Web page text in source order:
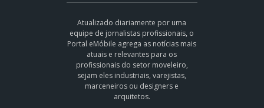
Atualizado diariamente por uma
equipe de jornalistas profissionais, o
Portal eMóbile agrega as notícias mais
atuais e relevantes para os
profissionais do setor moveleiro,
sejam eles industriais, varejistas,
marceneiros ou designers e
arquitetos.